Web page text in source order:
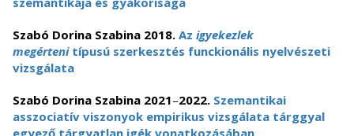
Szabó Dorina Szabina 2018. Az igyekezlek
megértenitípusú szerkesztés funckionális nyelvészeti
vizsgálata
Szabó Dorina Szabina 2021–2022. Szemantikai
asszociatív viszonyok empirikus vizsgálata tárggyal
egyező tárgyatlan igék vonatkozásában